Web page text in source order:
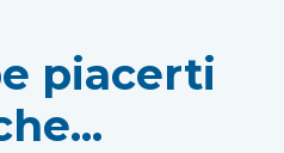
piacerti